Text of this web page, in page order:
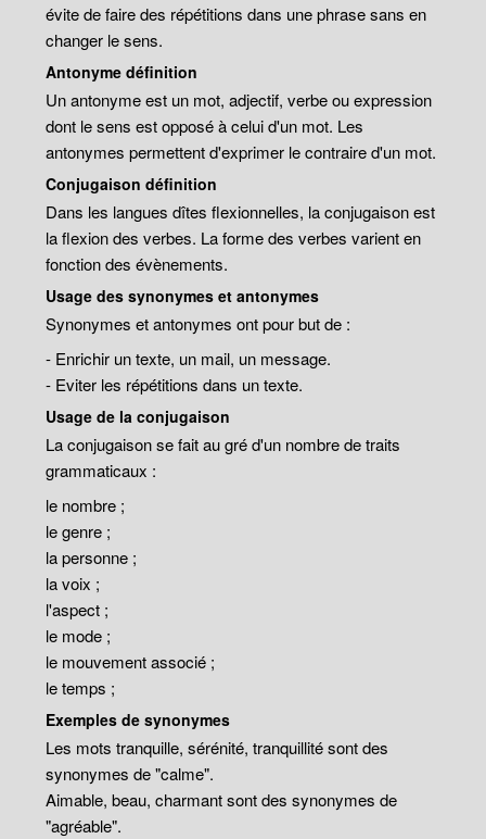
évite de faire des répétitions dans une phrase sans en
changer le sens.
Antonyme définition
Un antonyme est un mot, adjectif, verbe ou expression
dont le sens est opposé à celui d'un mot. Les
antonymes permettent d'exprimer le contraire d'un mot.
Conjugaison définition
Dans les langues dîtes flexionnelles, la conjugaison est
la flexion des verbes. La forme des verbes varient en
fonction des évènements.
Usage des synonymes et antonymes
Synonymes et antonymes ont pour but de :
- Enrichir un texte, un mail, un message.
- Eviter les répétitions dans un texte.
Usage de la conjugaison
La conjugaison se fait au gré d'un nombre de traits
grammaticaux :
le nombre ;
le genre ;
la personne ;
la voix ;
l'aspect ;
le mode ;
le mouvement associé ;
le temps ;
Exemples de synonymes
Les mots tranquille, sérénité, tranquillité sont des
synonymes de "calme".
Aimable, beau, charmant sont des synonymes de
"agréable".